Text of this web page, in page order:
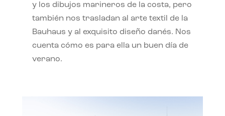
y los dibujos marineros de la costa, pero
también nos trasladan al arte textil de la
Bauhaus y al exquisito diseño danés. Nos
cuenta cómo es para ella un buen día de
verano.